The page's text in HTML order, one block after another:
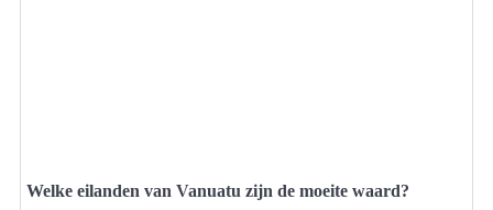
Welke eilanden van Vanuatu zijn de moeite waard?